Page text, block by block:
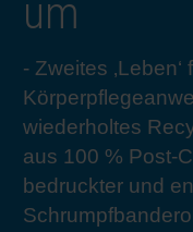
um
- Zweites
wiederholtes
aus 100 % Post-
bedruckter und
RETHINK
WEBSEITEN
SPRACHE